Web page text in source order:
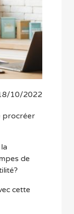
10/2022
procréer
de
cette